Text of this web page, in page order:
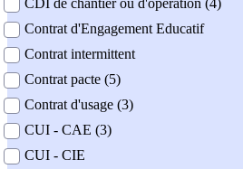
CDI de chantier ou d'opération (4)
Contrat d'Engagement Educatif
Contrat intermittent
Contrat pacte (5)
Contrat d'usage (3)
CUI - CAE (3)
CUI - CIE